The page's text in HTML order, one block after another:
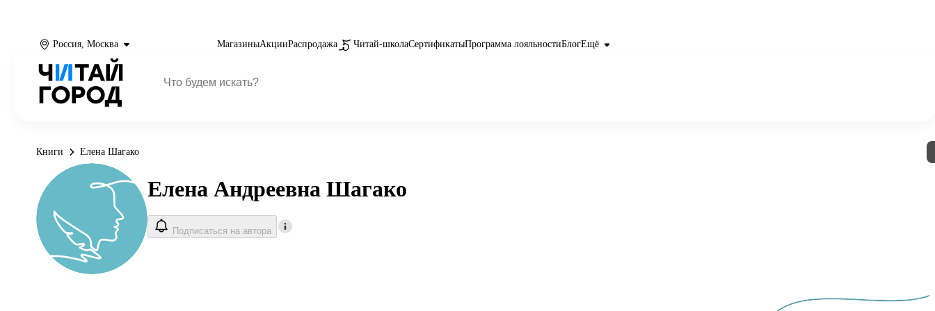
Россия, Москва МагазиныАкцииРаспродажа Читай-школаСертификатыПрограмма лояльностиБлогЕщё
Книги Елена Шагако
Елена Андреевна Шагако
Подписаться на автора